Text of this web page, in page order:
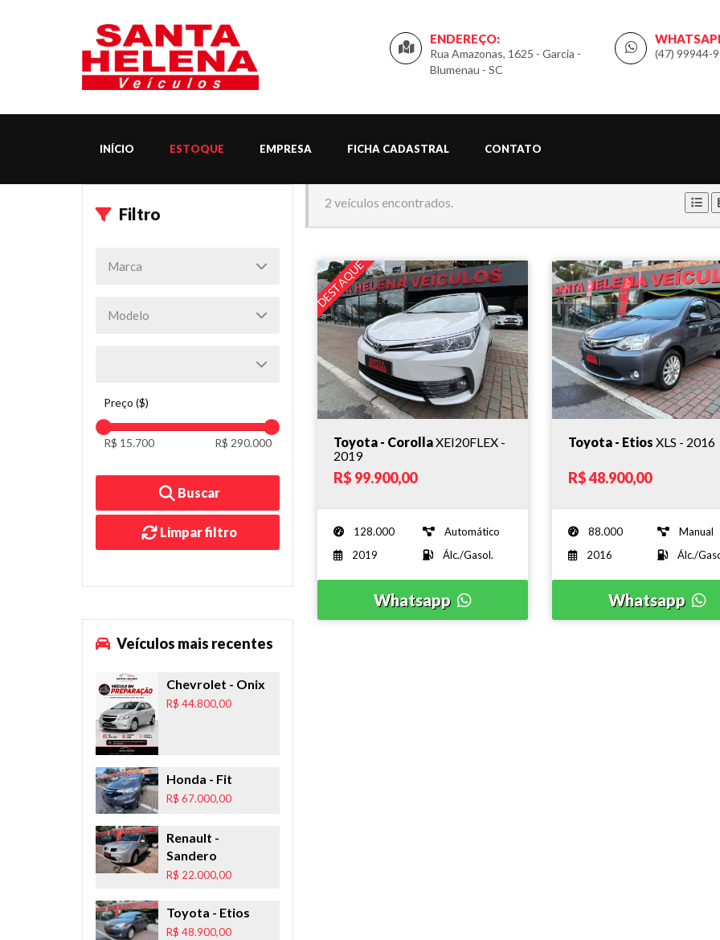
(47) 99944-
ENDEREÇO:
Rua Amazonas, 1625 - Garcia -
Blumenau - SC
INÍCIO ESTOQUE EMPRESA FICHA CADASTRAL CONTATO
2 veículos encontrados.
DESTAQUE
Toyota - CorollaXEI20FLEX -
2019
R$ 99.900,00
128.000
Automático
2019
Álc./Gasol.
Whatsapp
Toyota - Etios XLS - 2016
R$ 48.900,00
88.000
Manual
2016
Álc./
Whatsapp
Filtro
Preço ($)
R$ 15.700 R$ 290.000
Buscar
Limpar filtro
Veículos mais recentes
Chevrolet - Onix
R$ 44.800,00
Honda - Fit
R$ 67.000,00
Renault -
Sandero
R$ 22.000,00
Toyota - Etios
R$ 48.900,00